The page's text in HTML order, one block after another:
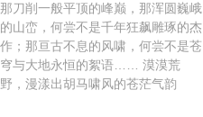
那刀削一般平顶的峰巅，那浑圆巍峨
的山峦，何尝不是千年狂飙雕琢的杰
作；那亘古不息的风啸，何尝不是苍
穹与大地永恒的絮语…… 漠漠荒
野，漫漾出胡马啸风的苍茫气韵